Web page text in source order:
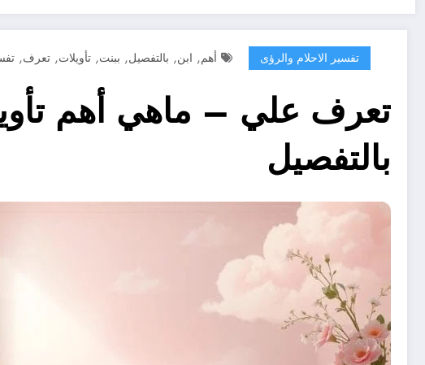
تفسير الاحلام والرؤى أهم, ابن, بالتفصيل, ببنت, تأويلات, تعرف,
تعرف علي – ماهي أهم
بالتفصيل